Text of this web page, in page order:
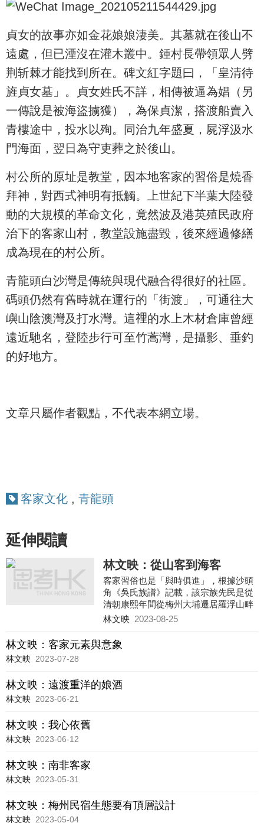
貞女的故事亦如金花娘娘淒美。其墓就在後山不
遠處，但已湮沒在灌木叢中。鍾村長帶領眾人劈
荆斩棘才能找到所在。碑文紅字題曰，「皇清待
旌貞女墓」。貞女姓氏不詳，相傳被逼為娼（另
一傳說是被海盜擄獲），為保貞潔，搭渡船賣入
青樓途中，投水以殉。同治九年盛夏，屍浮汲水
門海面，翌日為守吏葬之於後山。
村公所的原址是教堂，因本地客家的習俗是燒香
拜神，對西式神明有抵觸。上世紀下半葉大陸發
動的大規模的革命文化，竟然波及港英殖民政府
治下的客家山村，教堂設施盡毀，後來經過修繕
成為現在的村公所。
青龍頭白沙灣是傳統與現代融合得很好的社區。
碼頭仍然有舊時就在運行的「街渡」，可通往大
嶼山陰澳灣及打水灣。這𥚃的水上木材倉庫曾經
遠近馳名，登陸步行可至竹蒿灣，是攝影、垂釣
的好地方。
文章只屬作者觀點，不代表本網立場。
客家文化 , 青龍頭
延伸閱讀
林文映：從山客到海客
客家習俗也是「與時俱進」，根據沙頭
角《吳氏族譜》記載，該宗族先民是從
清朝康熙年間從梅州大埔遷居羅浮山畔
的博羅，後輩再遷徙至沙頭角。他們把
角「魚燈舞」，被評為全國非物質文化
遺產。港深沿線的客家人「耕漁而外，
洋氣息。
林文映 2023-08-25
林文映：客家元素與意象
林文映 2023-07-28
林文映：遠渡重洋的娘酒
林文映 2023-06-21
林文映：我心依舊
林文映 2023-06-12
林文映：南非客家
林文映 2023-05-31
林文映：梅州民宿生態要有頂層設計
林文映 2023-05-04